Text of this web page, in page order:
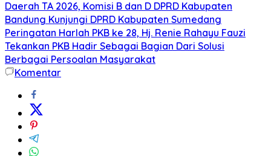
Daerah TA 2026, Komisi B dan D DPRD Kabupaten
Bandung Kunjungi DPRD Kabupaten Sumedang
Peringatan Harlah PKB ke 28, Hj. Renie Rahayu Fauzi
Tekankan PKB Hadir Sebagai Bagian Dari Solusi
Berbagai Persoalan Masyarakat
Komentar